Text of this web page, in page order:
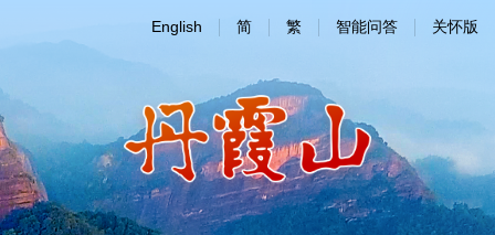
English 简 繁 智能问答 关怀版